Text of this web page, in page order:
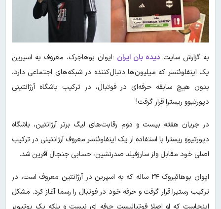
به گزارش سایت دیده بان ایران ؛ایوان بوهاجرک، معروف به اسپرین
یک اینفلوئنسر که میلیون‌ها دنبال‌کننده در شبکه‌های اجتماعی دارد،
بدون هیچ سابقه حرفه‌ای در فوتبال، در ترکیب باشگاه آرژانتینی
دپورتیوو ریسترا قرار گرفت!
در جریان هفته بیست و دوم رقابت‌های لیگ برتر آرژانتین، باشگاه
دپورتیوو ریسترا با استفاده از یک اینفلوئنسر معروف آرژانتینی در ترکیب
اصلی خود مقابل ولز سارزفیلد صدرنشین، حسابی جنجال آفرین شد.
ایوان بوهائیروک ۲۴ ساله که به اسپرین در آرژانتین معروف است، در
ترکیب رستیرا قرار گرفت و حرفه خود در فوتبال را رسما آغاز کرد. مشکل
اینجاست که او اصلا فوتبالیست حرفه ای نیست و بلکه یک یوتیوبر